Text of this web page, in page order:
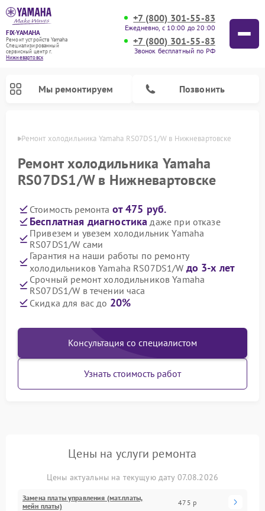
FIX-YAMAHA
Ремонт устройств Yamaha
Специализированный
cервисный центр г.
Нижневартовск
+7 (800) 301-55-83
Ежедневно, с 10:00 до 20:00
+7 (800) 301-55-83
Звонок бесплатный по РФ
Мы ремонтируем Позвонить
Ремонт холодильника Yamaha RS07DS1/W в Нижневартовске
Ремонт холодильника Yamaha
RS07DS1/W в Нижневартовске
Стоимость ремонта от 475 руб.
Бесплатная диагностика даже при отказе
Привезем и увезем холодильник Yamaha
RS07DS1/W сами
Гарантия на наши работы по ремонту
холодильников Yamaha RS07DS1/W до 3-х лет
Срочный ремонт холодильников Yamaha
RS07DS1/W в течении часа
Скидка для вас до 20%
Консультация со специалистом
Узнать стоимость работ
Цены на услуги ремонта
Цены актуальны на текущую дату 07.08.2026
Замена платы управления (мат.платы,
мейн платы)
475 р